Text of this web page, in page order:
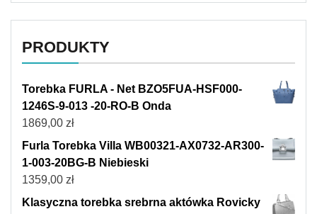
PRODUKTY
Torebka FURLA - Net BZO5FUA-HSF000-
1246S-9-013 -20-RO-B Onda
1869,00 zł
Furla Torebka Villa WB00321-AX0732-AR300-
1-003-20BG-B Niebieski
1359,00 zł
Klasyczna torebka srebrna aktówka Rovicky